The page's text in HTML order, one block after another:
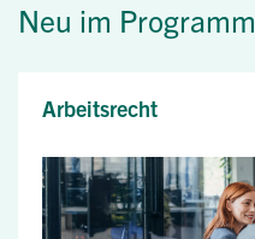
Neu im Programm
Arbeitsrecht